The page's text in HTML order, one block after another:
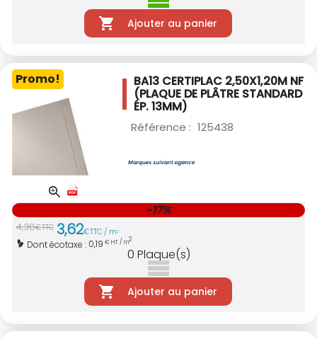
Ajouter au panier
Promo! BA13 CERTIPLAC 2,50X1,20M NF
(PLAQUE DE PLÂTRE STANDARD
ÉP. 13MM)
Référence : 125438
4,38€TTC 3,62€TTC / m2
Dont écotaxe : 0,19 € HT / m2
-17%
0 Plaque(s)
Ajouter au panier